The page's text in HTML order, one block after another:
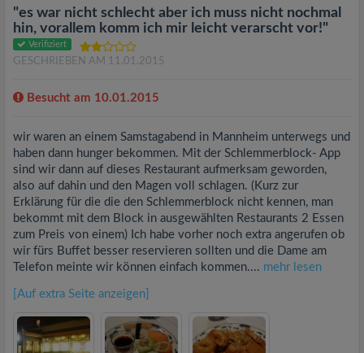
"es war nicht schlecht aber ich muss nicht nochmal
hin, vorallem komm ich mir leicht verarscht vor!"
Verifiziert
GESCHRIEBEN AM 11.01.2015
Besucht am 10.01.2015
wir waren an einem Samstagabend in Mannheim unterwegs und
haben dann hunger bekommen. Mit der Schlemmerblock- App
sind wir dann auf dieses Restaurant aufmerksam geworden,
also auf dahin und den Magen voll schlagen. (Kurz zur
Erklärung für die die den Schlemmerblock nicht kennen, man
bekommt mit dem Block in ausgewählten Restaurants 2 Essen
zum Preis von einem) Ich habe vorher noch extra angerufen ob
wir fürs Buffet besser reservieren sollten und die Dame am
Telefon meinte wir können einfach kommen.... mehr lesen
[Auf extra Seite anzeigen]